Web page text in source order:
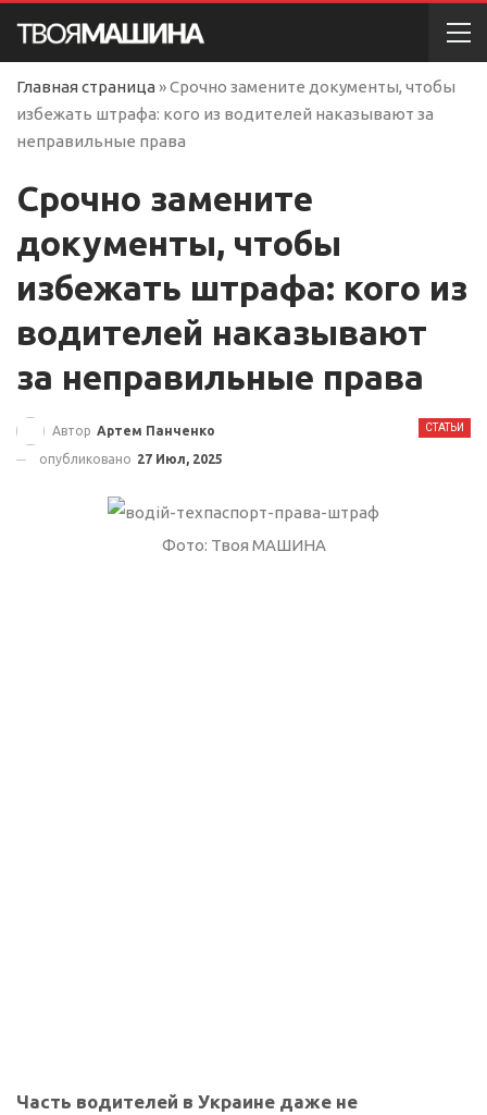
Главная страница »Срочно замените документы, чтобы
избежать штрафа: кого из водителей наказывают за
неправильные права
Срочно замените
документы, чтобы
избежать штрафа: кого из
водителей наказывают
за неправильные права
СТАТЬИ
Автор Артем Панченко
опубликовано 27 Июл, 2025
Фото: Твоя МАШИНА
Часть водителей в Украине даже не